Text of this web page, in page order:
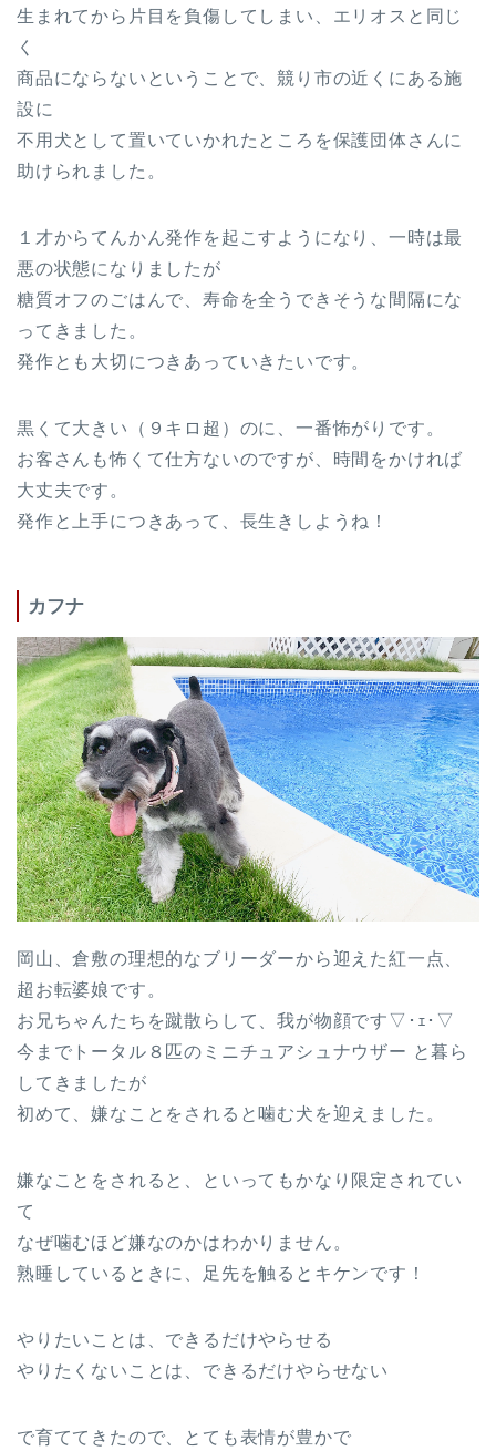
生まれてから片目を負傷してしまい、エリオスと同じ
く
商品にならないということで、競り市の近くにある施
設に
不用犬として置いていかれたところを保護団体さんに
助けられました。
１才からてんかん発作を起こすようになり、一時は最
悪の状態になりましたが
糖質オフのごはんで、寿命を全うできそうな間隔にな
ってきました。
発作とも大切につきあっていきたいです。
黒くて大きい（９キロ超）のに、一番怖がりです。
お客さんも怖くて仕方ないのですが、時間をかければ
大丈夫です。
発作と上手につきあって、長生きしようね！
カフナ
岡山、倉敷の理想的なブリーダーから迎えた紅一点、
超お転婆娘です。
お兄ちゃんたちを蹴散らして、我が物顔です▽･ｪ･▽
今までトータル８匹のミニチュアシュナウザー と暮ら
してきましたが
初めて、嫌なことをされると噛む犬を迎えました。
嫌なことをされると、といってもかなり限定されてい
て
なぜ噛むほど嫌なのかはわかりません。
熟睡しているときに、足先を触るとキケンです！
やりたいことは、できるだけやらせる
やりたくないことは、できるだけやらせない
で育ててきたので、とても表情が豊かで